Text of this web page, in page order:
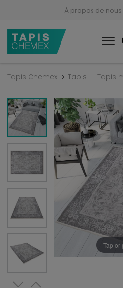
À propos de nous
Tapis Chemex Tapis Tapis
Tap or